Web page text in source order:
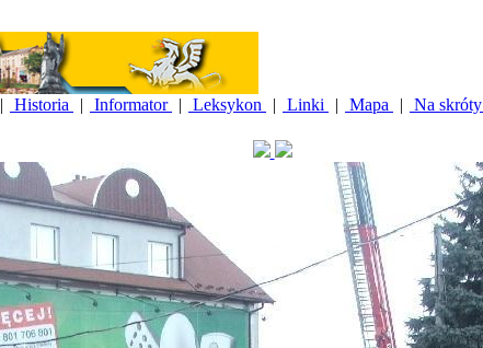
| Historia | Informator | Leksykon | Linki | Mapa | Na skróty